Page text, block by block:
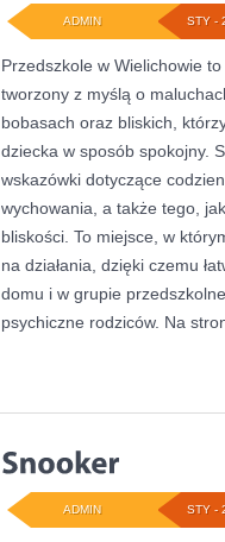
STY -
ADMIN
Przedszkole w Wielichowie
tworzony z myślą o
bobasach oraz bliskich,
dziecka w sposób spokojny.
wskazówki dotyczące
wychowania, a także tego,
bliskości. To miejsce, w
na działania, dzięki czemu
domu i w grupie
psychiczne rodziców. Na
STY -
ADMIN